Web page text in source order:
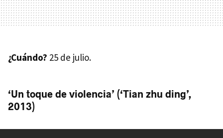
¿Cuándo? 25 de julio.
‘Un toque de violencia’ (‘Tian zhu ding’,
2013)